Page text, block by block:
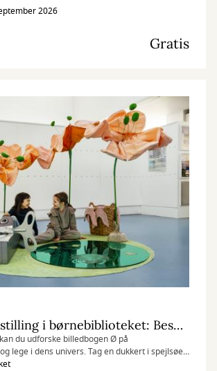
2026
Gratis
Sanselig udstilling i børnebiblioteket: Besøg billedbogen Ø
du udforske billedbogen Ø på
lege i dens univers. Tag en dukkert i spejlsøen
eller duft til de kæmpestore blomster.